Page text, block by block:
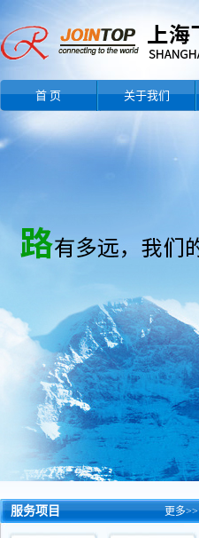
首 页 关于我们
服务项目 更多>>